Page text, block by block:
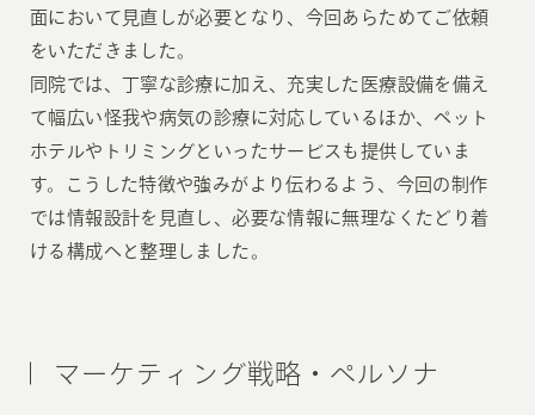
面において見直しが必要となり、今回あらためてご依頼
をいただきました。
同院では、丁寧な診療に加え、充実した医療設備を備え
て幅広い怪我や病気の診療に対応しているほか、ペット
ホテルやトリミングといったサービスも提供していま
す。こうした特徴や強みがより伝わるよう、今回の制作
では情報設計を見直し、必要な情報に無理なくたどり着
ける構成へと整理しました。
マーケティング戦略・ペルソナ